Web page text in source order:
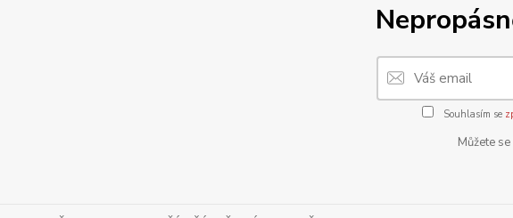
Souhlasím se
Můžete